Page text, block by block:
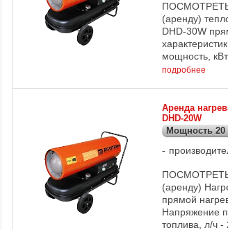
ПОСМОТРЕТЬ
(аренду)
DHD-30W
мощность,
подробнее
Аренда
DHD-20W
Мощность 20
ПОСМОТРЕТЬ
(аренду)
прямой
Напряжение
топлива, л/ч -